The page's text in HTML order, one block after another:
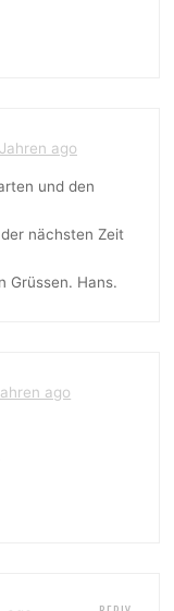
ago
und den
nächsten Zeit
Grüssen. Hans.
ago